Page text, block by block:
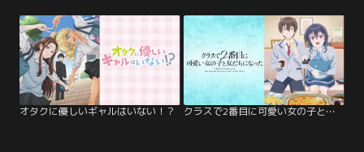
オタクに優しいギャルはいない！？ クラスで2番目に可愛い女の子と友だちになった